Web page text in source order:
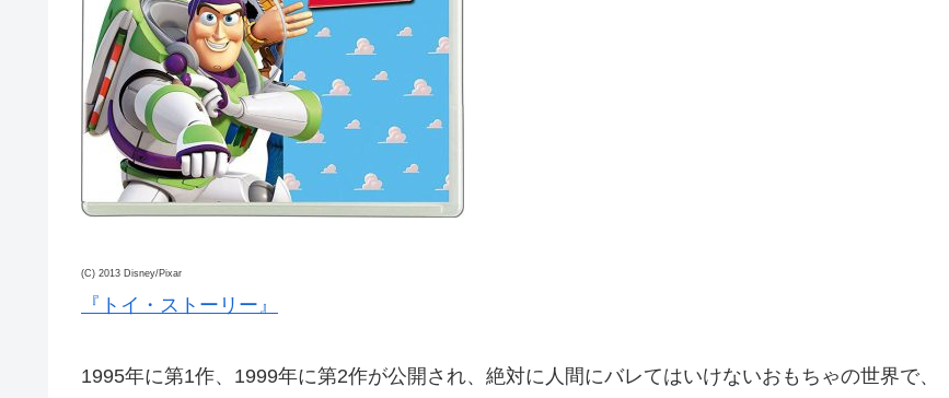
(C) 2013 Disney/Pixar
『トイ・ストーリー』
1995年に第1作、1999年に第2作が公開され、絶対に人間にバレてはいけないおもちゃの世界で、